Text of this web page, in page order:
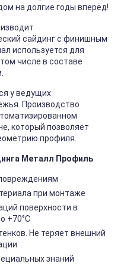
на долгие годы вперёд!
сайдинг с финишным
используется для
числе в составе
у ведущих
Производство
который позволяет
профиля.
Металл Профиль
при монтаже
поверхности в
+70°C
Не теряет внешний
знаний